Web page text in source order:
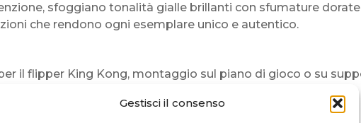
Gestisci il consenso
sfoggiano tonalità gialle brillanti con sfumature
che rendono ogni esemplare unico e autentico.
il flipper King Kong, montaggio sul piano di gioco o su
e pittura manuale per una finitura di alta qualità
calderone e il colore vivace delle banane